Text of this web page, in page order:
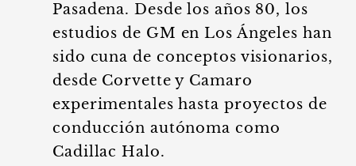
Pasadena. Desde los años 80, los
estudios de GM en Los Ángeles han
sido cuna de conceptos visionarios,
desde Corvette y Camaro
experimentales hasta proyectos de
conducción autónoma como
Cadillac Halo.